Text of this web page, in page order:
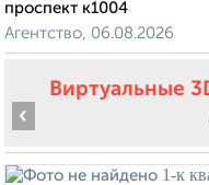
проспект к1004
Агентство, 06.08.2026
Виртуальные
‹